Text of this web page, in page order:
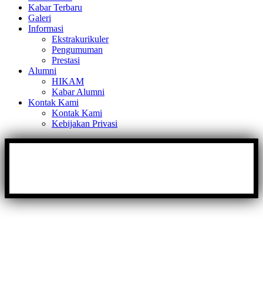
Kabar Terbaru
Galeri
Informasi
Ekstrakurikuler
Pengumuman
Prestasi
Alumni
HIKAM
Kabar Alumni
Kontak Kami
Kontak Kami
Kebijakan Privasi